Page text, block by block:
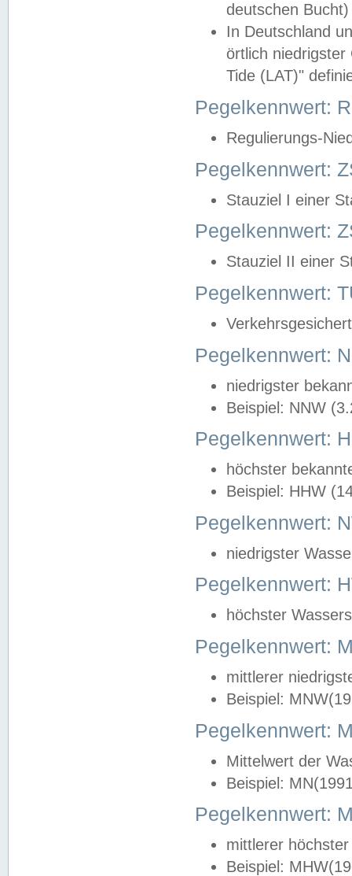
deutschen
In Deutschland
örtlich
Tide (LAT)"
Pegelkennwert:
Regulierungs-
Pegelkennwert:
Stauziel I einer
Pegelkennwert:
Stauziel II einer
Pegelkennwert:
Pegelkennwert:
niedrigster
Beispiel: NNW
Pegelkennwert:
höchster
Beispiel: HHW
Pegelkennwert:
niedrigster
Pegelkennwert:
höchster
Pegelkennwert:
mittlerer
Beispiel:
Pegelkennwert:
Mittelwert der
Beispiel:
Pegelkennwert:
mittlerer
Beispiel: